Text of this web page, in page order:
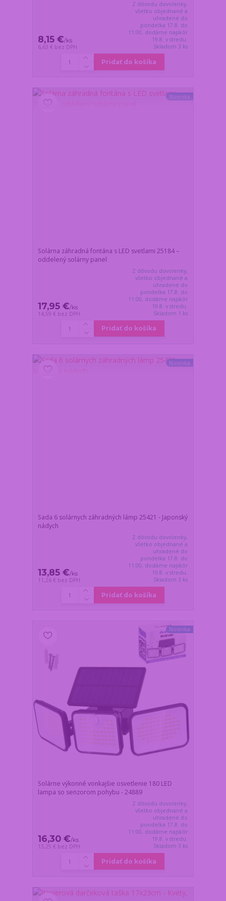
8,15 €/ks
6,63 € bez DPH
Z dôvodu dovolenky,
všetko objednané a
uhradené do
pondelka 17.8. do
11:00, dodáme najskôr
19.8. v stredu.
Skladom 3 ks
Pridať do košíka
Novinka
Solárna záhradná fontána s LED svetlami 25184 –
oddelený solárny panel
17,95 €/ks
14,59 € bez DPH
Z dôvodu dovolenky,
všetko objednané a
uhradené do
pondelka 17.8. do
11:00, dodáme najskôr
19.8. v stredu.
Skladom 1 ks
Pridať do košíka
Novinka
Sada 6 solárnych záhradných lámp 25421 - Japonský
nádych
13,85 €/ks
11,26 € bez DPH
Z dôvodu dovolenky,
všetko objednané a
uhradené do
pondelka 17.8. do
11:00, dodáme najskôr
19.8. v stredu.
Skladom 3 ks
Pridať do košíka
Novinka
Solárne výkonné vonkajšie osvetlenie 180 LED
lampa so senzorom pohybu - 24889
16,30 €/ks
13,25 € bez DPH
Z dôvodu dovolenky,
všetko objednané a
uhradené do
pondelka 17.8. do
11:00, dodáme najskôr
19.8. v stredu.
Skladom 3 ks
Pridať do košíka